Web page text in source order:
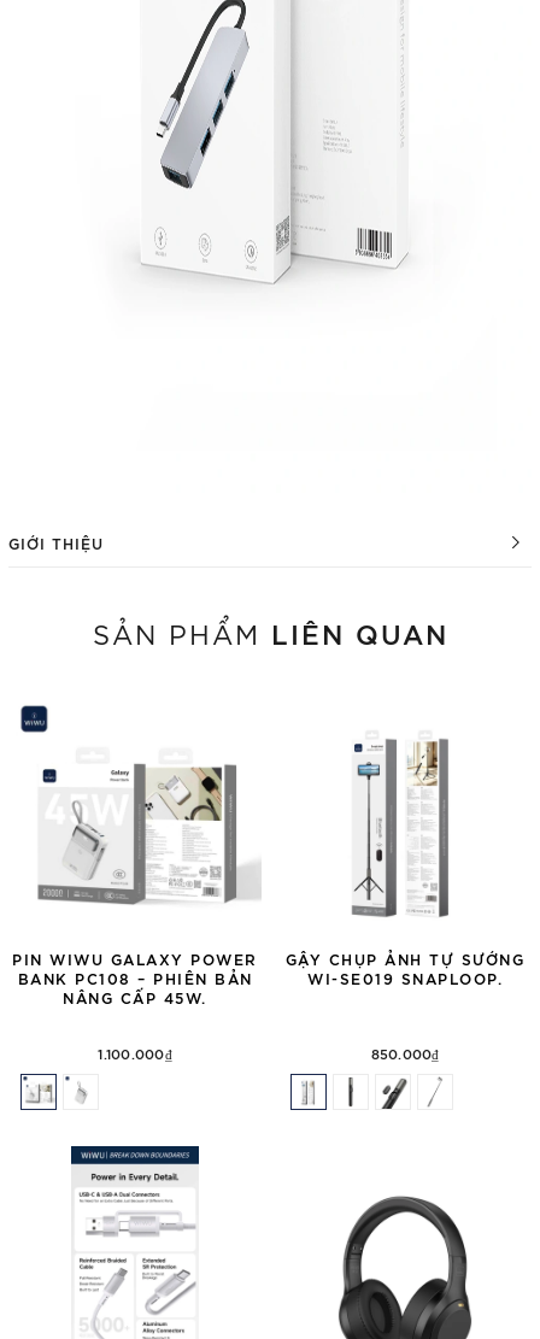
GIỚI THIỆU
SẢN PHẨM LIÊN QUAN
PIN WIWU GALAXY POWER
BANK PC108 – PHIÊN BẢN
NÂNG CẤP 45W.
1.100.000₫
GẬY CHỤP ẢNH TỰ SƯỚNG
WI-SE019 SNAPLOOP.
850.000₫